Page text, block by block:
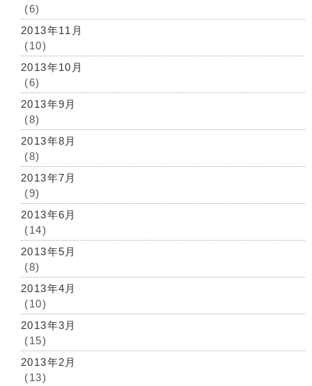
(6)
2013年11月
(10)
2013年10月
(6)
2013年9月
(8)
2013年8月
(8)
2013年7月
(9)
2013年6月
(14)
2013年5月
(8)
2013年4月
(10)
2013年3月
(15)
2013年2月
(13)